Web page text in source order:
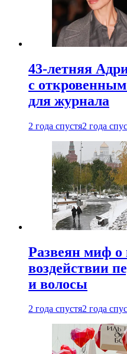
43-летняя
с откровенным
для журнала
2 года спустя2 года
Развеян миф о
воздействии
и волосы
2 года спустя2 года